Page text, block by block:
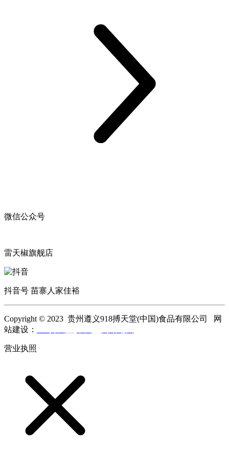
微信公众号
雷天椒旗舰店
抖音号 苗寨人家佳裕
Copyright © 2023 贵州遵义918搏天堂(中国)食品有限公司 网
站建设：
营业执照